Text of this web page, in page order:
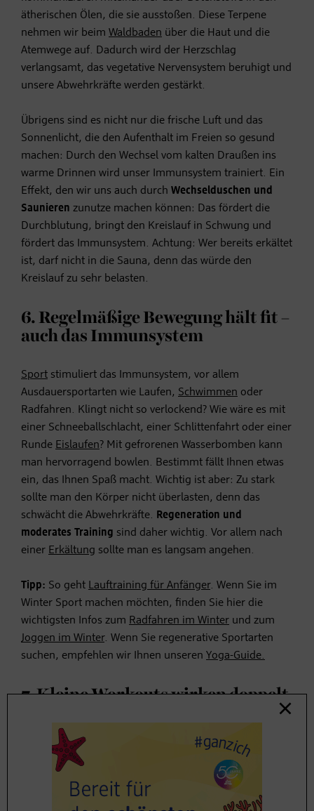
ätherischen Ölen, die sie ausstoßen. Diese Terpene
nehmen wir beim Waldbaden über die Haut und die
Atemwege auf. Dadurch wird der Herzschlag
verlangsamt, das vegetative Nervensystem beruhigt und
unsere Abwehrkräfte werden gestärkt.
Übrigens sind es nicht nur die frische Luft und das
Sonnenlicht, die den Aufenthalt im Freien so gesund
machen: Durch den Wechsel vom kalten Draußen ins
warme Drinnen wird unser Immunsystem trainiert. Ein
Effekt, den wir uns auch durch Wechselduschen und
Saunieren zunutze machen können: Das fördert die
Durchblutung, bringt den Kreislauf in Schwung und
fördert das Immunsystem. Achtung: Wer bereits erkältet
ist, darf nicht in die Sauna, denn das würde den
Kreislauf zu sehr belasten.
6. Regelmäßige Bewegung hält fit –
auch das Immunsystem
Sport stimuliert das Immunsystem, vor allem
Ausdauersportarten wie Laufen, Schwimmen oder
Radfahren. Klingt nicht so verlockend? Wie wäre es mit
einer Schneeballschlacht, einer Schlittenfahrt oder einer
Runde Eislaufen? Mit gefrorenen Wasserbomben kann
man hervorragend bowlen. Bestimmt fällt Ihnen etwas
ein, das Ihnen Spaß macht. Wichtig ist aber: Zu stark
sollte man den Körper nicht überlasten, denn das
schwächt die Abwehrkräfte. Regeneration und
moderates Training sind daher wichtig. Vor allem nach
einer Erkältung sollte man es langsam angehen.
Tipp: So geht Lauftraining für Anfänger. Wenn Sie im
Winter Sport machen möchten, finden Sie hier die
wichtigsten Infos zum Radfahren im Winter und zum
Joggen im Winter. Wenn Sie regenerative Sportarten
suchen, empfehlen wir Ihnen unseren Yoga-Guide.
7. Kleine Workouts wirken doppelt
Regelmäßige Bewegung und aktives Schwitzen sind wie
eine Frischzellenkur. „Sport hilft dabei, freie Radikale
im Körper zu neutralisieren, die Zellen schädigen
können.“, so Petra Stuparits.
Die Bewegung erhöht auch
die Aktivität der Immunzellen,
die durch die gesteigerte